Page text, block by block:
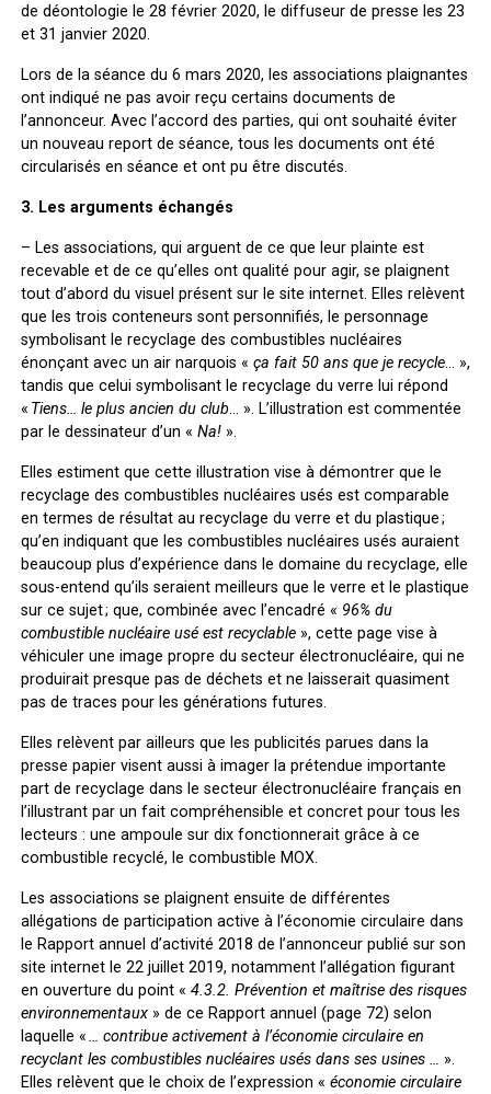
de déontologie le 28 février 2020, le diffuseur de presse les 23
et 31 janvier 2020.
Lors de la séance du 6 mars 2020, les associations plaignantes
ont indiqué ne pas avoir reçu certains documents de
l’annonceur. Avec l’accord des parties, qui ont souhaité éviter
un nouveau report de séance, tous les documents ont été
circularisés en séance et ont pu être discutés.
3. Les arguments échangés
– Les associations, qui arguent de ce que leur plainte est
recevable et de ce qu’elles ont qualité pour agir, se plaignent
tout d’abord du visuel présent sur le site internet. Elles relèvent
que les trois conteneurs sont personnifiés, le personnage
symbolisant le recyclage des combustibles nucléaires
énonçant avec un air narquois « ça fait 50 ans que je recycle… »,
tandis que celui symbolisant le recyclage du verre lui répond
« Tiens… le plus ancien du club… ». L’illustration est commentée
par le dessinateur d’un « Na!».
Elles estiment que cette illustration vise à démontrer que le
recyclage des combustibles nucléaires usés est comparable
en termes de résultat au recyclage du verre et du plastique ;
qu’en indiquant que les combustibles nucléaires usés auraient
beaucoup plus d’expérience dans le domaine du recyclage, elle
sous-entend qu’ils seraient meilleurs que le verre et le plastique
sur ce sujet ; que, combinée avec l’encadré « 96% du
combustible nucléaire usé est recyclable», cette page vise à
véhiculer une image propre du secteur électronucléaire, qui ne
produirait presque pas de déchets et ne laisserait quasiment
pas de traces pour les générations futures.
Elles relèvent par ailleurs que les publicités parues dans la
presse papier visent aussi à imager la prétendue importante
part de recyclage dans le secteur électronucléaire français en
l’illustrant par un fait compréhensible et concret pour tous les
lecteurs : une ampoule sur dix fonctionnerait grâce à ce
combustible recyclé, le combustible MOX.
Les associations se plaignent ensuite de différentes
allégations de participation active à l’économie circulaire dans
le Rapport annuel d’activité 2018 de l’annonceur publié sur son
site internet le 22 juillet 2019, notamment l’allégation figurant
en ouverture du point « 4.3.2. Prévention et maîtrise des risques
environnementaux» de ce Rapport annuel (page 72) selon
laquelle «… contribue activement à l’économie circulaire en
recyclant les combustibles nucléaires usés dans ses usines … ».
Elles relèvent que le choix de l’expression « économie circulaire